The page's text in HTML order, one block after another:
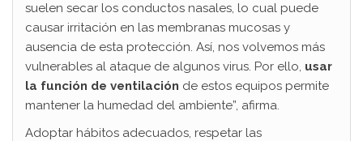
suelen secar los conductos nasales, lo cual puede
causar irritación en las membranas mucosas y
ausencia de esta protección. Así, nos volvemos más
vulnerables al ataque de algunos virus. Por ello, usar
la función de ventilación de estos equipos permite
mantener la humedad del ambiente”, afirma.
Adoptar hábitos adecuados, respetar las